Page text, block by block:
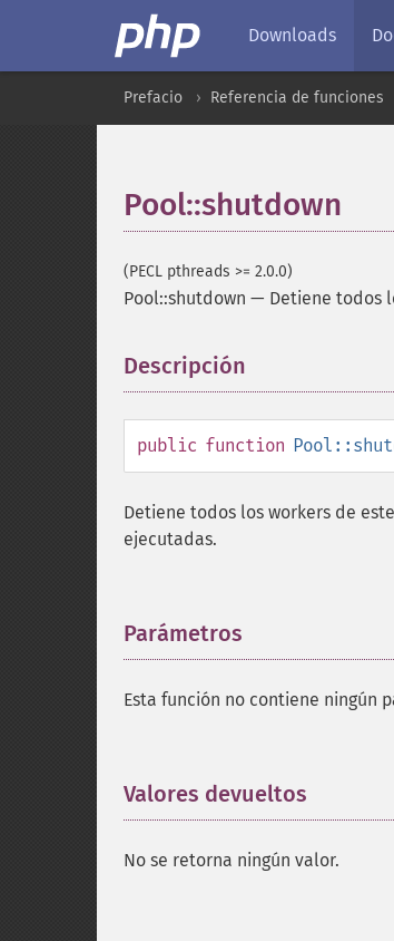
Downloads
Prefacio Referencia de funciones
Pool::shutdown
(PECL pthreads >= 2.0.0)
Pool::shutdown — Detiene todos
Descripción
public function
Detiene todos los workers de
ejecutadas.
Parámetros
Esta función no contiene ningún
Valores devueltos
No se retorna ningún valor.